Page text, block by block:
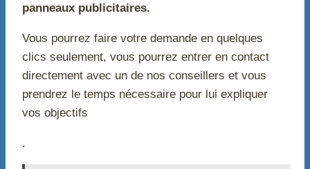
panneaux publicitaires.
Vous pourrez faire votre demande en quelques
clics seulement, vous pourrez entrer en contact
directement avec un de nos conseillers et vous
prendrez le temps nécessaire pour lui expliquer
vos objectifs
.